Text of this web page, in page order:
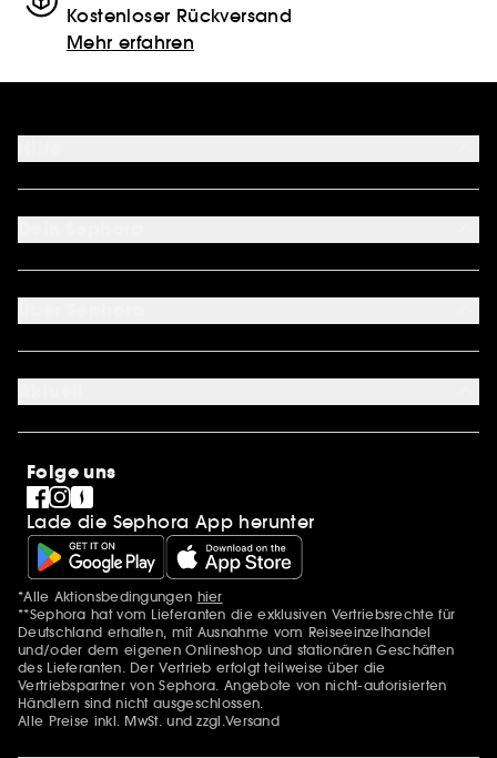
Kostenloser Rückversand
Mehr erfahren
FAQ
Kontakt
Mein Konto
Sephora Unlimited
Über uns
Karriere
SEPHORA Prize
Pride
Folge uns
Lade die Sephora App herunter
Zusätzlich Erwähnungen
*Alle Aktionsbedingungen hier
**Sephora hat vom Lieferanten die exklusiven Vertriebsrechte für
Deutschland erhalten, mit Ausnahme vom Reiseeinzelhandel
und/oder dem eigenen Onlineshop und stationären Geschäften
des Lieferanten. Der Vertrieb erfolgt teilweise über die
Vertriebspartner von Sephora. Angebote von nicht-autorisierten
Händlern sind nicht ausgeschlossen.
Alle Preise inkl. MwSt. und zzgl.Versand